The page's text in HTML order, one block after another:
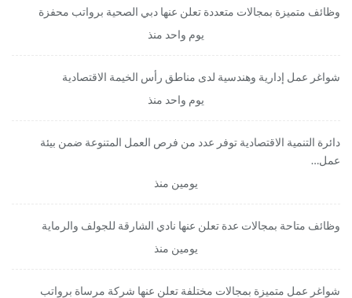
وظائف متميزة بمجالات متعددة تعلن عنها دبي الصحية برواتب محفزة
يوم واحد منذ
شواغر عمل إدارية وهندسية لدى مناطق رأس الخيمة الاقتصادية
يوم واحد منذ
دائرة التنمية الاقتصادية توفر عدد من فرص العمل المتنوعة ضمن بيئة
عمل…
يومين منذ
وظائف متاحة بمجالات عدة تعلن عنها نادي الشارقة للجولف والرماية
يومين منذ
شواغر عمل متميزة بمجالات مختلفة تعلن عنها شركة مرساة برواتب